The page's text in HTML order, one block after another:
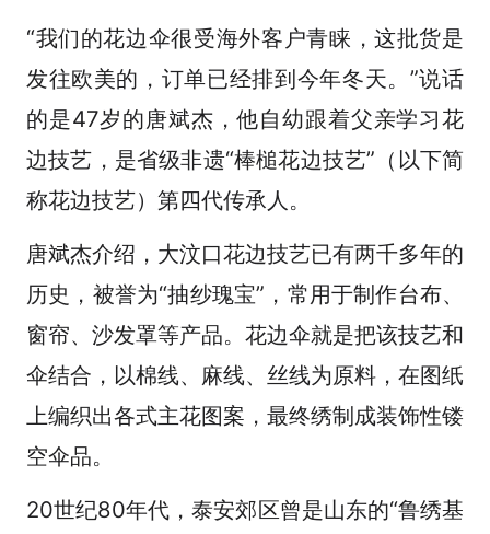
“我们的花边伞很受海外客户青睐，这批货是
发往欧美的，订单已经排到今年冬天。”说话
的是47岁的唐斌杰，他自幼跟着父亲学习花
边技艺，是省级非遗“棒槌花边技艺”（以下简
称花边技艺）第四代传承人。
唐斌杰介绍，大汶口花边技艺已有两千多年的
历史，被誉为“抽纱瑰宝”，常用于制作台布、
窗帘、沙发罩等产品。花边伞就是把该技艺和
伞结合，以棉线、麻线、丝线为原料，在图纸
上编织出各式主花图案，最终绣制成装饰性镂
空伞品。
20世纪80年代，泰安郊区曾是山东的“鲁绣基